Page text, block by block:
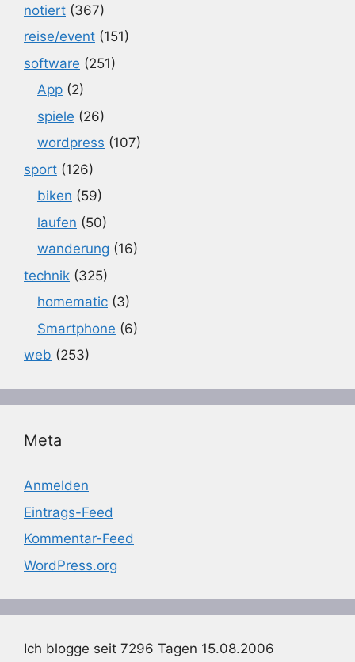
notiert (367)
reise/event (151)
software (251)
App (2)
spiele (26)
wordpress (107)
sport (126)
biken (59)
laufen (50)
wanderung (16)
technik (325)
homematic (3)
Smartphone (6)
web (253)
Meta
Anmelden
Eintrags-Feed
Kommentar-Feed
WordPress.org
Ich blogge seit 7296 Tagen 15.08.2006